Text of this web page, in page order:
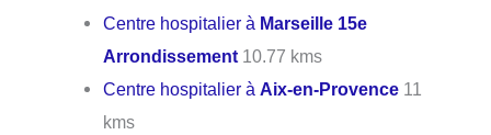
Centre hospitalier à Marseille 15e
Arrondissement 10.77 kms
Centre hospitalier àAix-en-Provence 11
kms